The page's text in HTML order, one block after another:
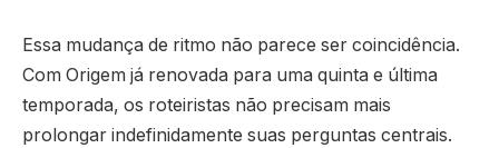
Essa mudança de ritmo não parece ser coincidência.
Com Origem já renovada para uma quinta e última
temporada, os roteiristas não precisam mais
prolongar indefinidamente suas perguntas centrais.